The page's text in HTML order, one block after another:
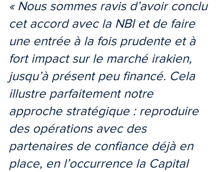
« Nous sommes ravis d’avoir conclu
cet accord avec la NBI et de faire
une entrée à la fois prudente et à
fort impact sur le marché irakien,
jusqu’à présent peu financé. Cela
illustre parfaitement notre
approche stratégique : reproduire
des opérations avec des
partenaires de confiance déjà en
place, en l’occurrence la Capital